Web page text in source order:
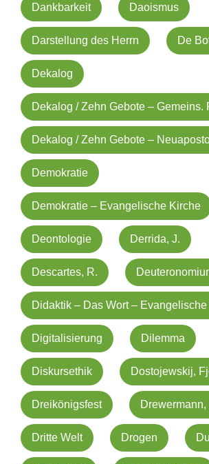
Dankbarkeit Daoismus
Darstellung des Herrn De
Dekalog
Dekalog / Zehn Gebote – Gemeins.
Dekalog / Zehn Gebote –
Demokratie
Demokratie – Evangelische Kirche
Deontologie Derrida, J.
Descartes, R.
Didaktik – Das Wort –
Digitalisierung Dilemma
Diskursethik Dostojewskij,
Dreikönigsfest Drewermann,
Dritte Welt Drogen